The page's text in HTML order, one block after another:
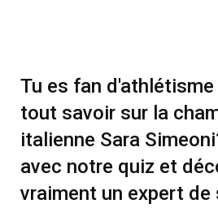
Tu es fan
tout savoir sur la
italienne Sara
avec notre quiz et
vraiment un expert de